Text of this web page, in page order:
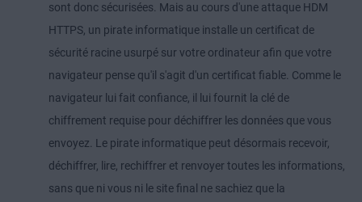
sont donc sécurisées. Mais au cours d'une attaque HDM
HTTPS, un pirate informatique installe un certificat de
sécurité racine usurpé sur votre ordinateur afin que votre
navigateur pense qu'il s'agit d'un certificat fiable. Comme le
navigateur lui fait confiance, il lui fournit la clé de
chiffrement requise pour déchiffrer les données que vous
envoyez. Le pirate informatique peut désormais recevoir,
déchiffrer, lire, rechiffrer et renvoyer toutes les informations,
sans que ni vous ni le site final ne sachiez que la